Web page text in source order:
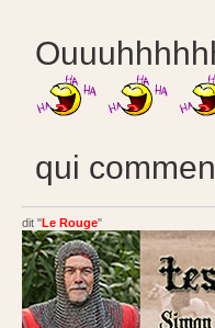
qui
dit "Le Rouge"